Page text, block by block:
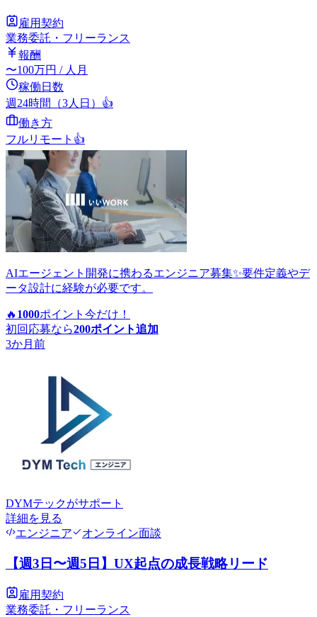
雇用契約
業務委託・フリーランス
報酬
〜100万円 / 人月
稼働日数
週24時間（3人日） 👍
働き方
フルリモート 👍
AIエージェント開発に携わるエンジニア募集✨要件定義やデ
ータ設計に経験が必要です。
🔥 1000ポイント 今だけ！
初回応募なら200ポイント追加
3か月前
DYMテックがサポート
詳細を見る
エンジニア
オンライン面談
【週3日〜週5日】UX起点の成長戦略リード
雇用契約
業務委託・フリーランス